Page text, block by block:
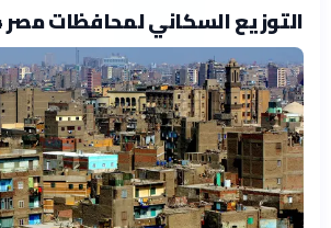
التوزيع السكاني لمحافظات مصر 2024